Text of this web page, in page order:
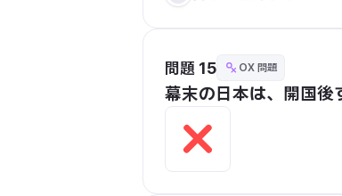
問題 15 OX 問題
幕末の日本は、開国後